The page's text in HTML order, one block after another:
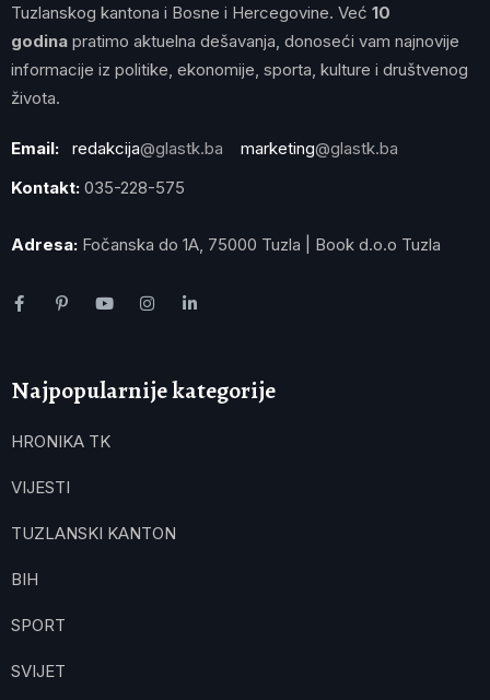
Tuzlanskog kantona i Bosne i Hercegovine. Već 10
godina pratimo aktuelna dešavanja, donoseći vam najnovije
informacije iz politike, ekonomije, sporta, kulture i društvenog
života.
Email: redakcija@glastk.ba marketing@glastk.ba
Kontakt: 035-228-575
Adresa: Fočanska do 1A, 75000 Tuzla | Book d.o.o Tuzla
Najpopularnije kategorije
HRONIKA TK
VIJESTI
TUZLANSKI KANTON
BIH
SPORT
SVIJET